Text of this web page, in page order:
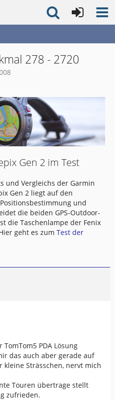
278 - 2720
Gen 2 im Test
und Vergleichs der Garmin
Gen 2 liegt auf den
und
die beiden GPS-Outdoor-
die Taschenlampe der Fenix
geht es zum Test der
PDA Lösung
das auch aber gerade auf
Strässchen, nervt mich
Touren übertrage stellt
zufrieden.